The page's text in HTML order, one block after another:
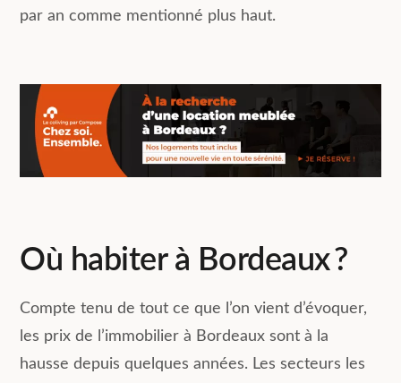
par an comme mentionné plus haut.
Où habiter à Bordeaux ?
Compte tenu de tout ce que l’on vient d’évoquer,
les prix de l’immobilier à Bordeaux sont à la
hausse depuis quelques années. Les secteurs les